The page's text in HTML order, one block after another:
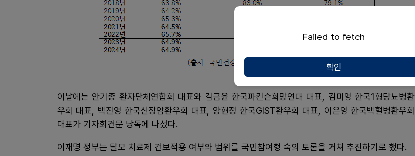
이날에는 안기종 환자단체연합회 대표와 김금윤 한국파킨슨희망연대 대표, 김미영 한국1형당뇨병환
우회 대표, 백진영 한국신장암환우회 대표, 양현정 한국GIST환우회 대표, 이은영 한국백혈병환우회
대표가 기자회견문 낭독에 나섰다.
이재명 정부는 탈모 치료제 건보적용 여부와 범위를 국민참여형 숙의 토론을 거쳐 추진하기로 했다.
Failed to fetch
확인